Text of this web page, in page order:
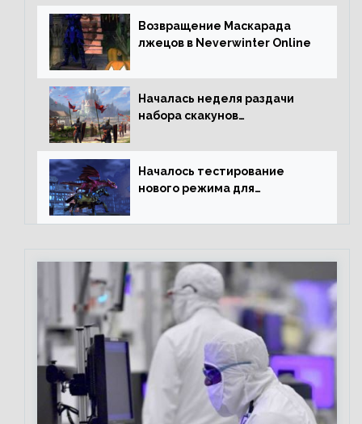
Возвращение Маскарада
лжецов в Neverwinter Online
Началась неделя раздачи
набора скакунов
Началось тестирование
нового режима для
online